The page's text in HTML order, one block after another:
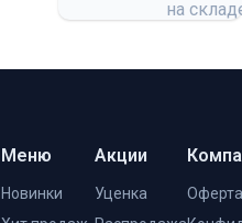
на
Меню
Новинки
Акции
Уценка
Оферта